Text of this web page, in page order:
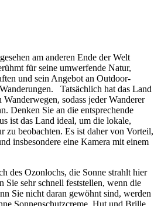
am anderen Ende der Welt
für seine umwerfende Natur,
und sein Angebot an Outdoor-
Tatsächlich hat das Land
sodass jeder Wanderer
Denken Sie an die entsprechende
ist das Land ideal, um die lokale,
zu beobachten. Es ist daher von Vorteil,
insbesondere eine Kamera mit einem
des Ozonlochs, die Sonne strahlt hier
sehr schnell feststellen, wenn die
Sie nicht daran gewöhnt sind, werden